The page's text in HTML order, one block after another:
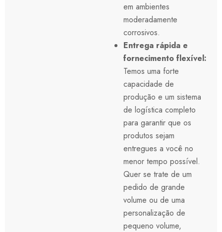
em ambientes
moderadamente
corrosivos.
Entrega rápida e
fornecimento flexível:
Temos uma forte
capacidade de
produção e um sistema
de logística completo
para garantir que os
produtos sejam
entregues a você no
menor tempo possível.
Quer se trate de um
pedido de grande
volume ou de uma
personalização de
pequeno volume,